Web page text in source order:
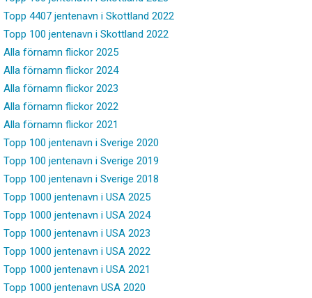
Topp 4407 jentenavn i Skottland 2022
Topp 100 jentenavn i Skottland 2022
Alla förnamn flickor 2025
Alla förnamn flickor 2024
Alla förnamn flickor 2023
Alla förnamn flickor 2022
Alla förnamn flickor 2021
Topp 100 jentenavn i Sverige 2020
Topp 100 jentenavn i Sverige 2019
Topp 100 jentenavn i Sverige 2018
Topp 1000 jentenavn i USA 2025
Topp 1000 jentenavn i USA 2024
Topp 1000 jentenavn i USA 2023
Topp 1000 jentenavn i USA 2022
Topp 1000 jentenavn i USA 2021
Topp 1000 jentenavn USA 2020